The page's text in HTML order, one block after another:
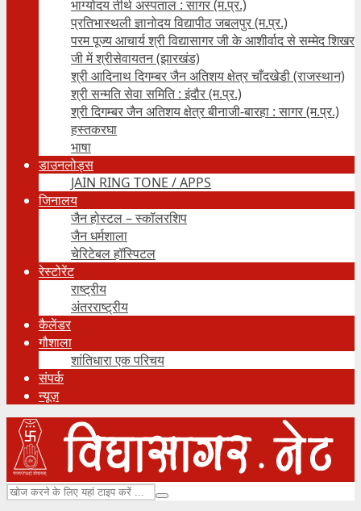
भाग्योदय तीर्थ अस्पताल : सागर (म.प्र.)
प्रतिभास्थली ज्ञानोदय विद्यापीठ जबलपुर (म.प्र.)
परम पूज्य आचार्य श्री विद्यासागर जी के आशीर्वाद से सम्मेद शिखर
जी में श्रीसेवायतन (झारखंड)
श्री आदिनाथ दिगम्बर जैन अतिशय क्षेत्र चाँदखेडी (राजस्थान)
श्री सन्मति सेवा समिति : इंदौर (म.प्र.)
श्री दिगम्बर जैन अतिशय क्षेत्र बीनाजी-बारहा : सागर (म.प्र.)
हस्तकरघा
भाषा
डाउनलोड्स
JAIN RING TONE / APPS
जिनालय
जैन होस्टल – स्कॉलरशिप
जैन धर्मशाला
चेरिटेबल हॉस्पिटल
रेस्टोरेंट
राष्ट्रीय
अंतरराष्ट्रीय
कैलेंडर
गौशाला
शांतिधारा एक परिचय
संपर्क
न्यूज़